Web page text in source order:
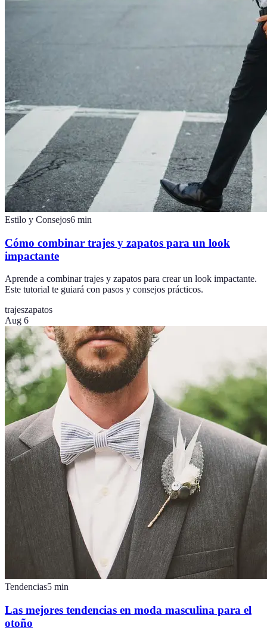
Estilo y Consejos6 min
Cómo combinar trajes y zapatos para un look
impactante
Aprende a combinar trajes y zapatos para crear un look impactante.
Este tutorial te guiará con pasos y consejos prácticos.
trajeszapatos
Aug 6
Tendencias5 min
Las mejores tendencias en moda masculina para el
otoño